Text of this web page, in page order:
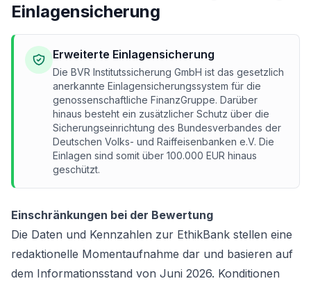
Einlagensicherung
Erweiterte Einlagensicherung
Die BVR Institutssicherung GmbH ist das gesetzlich
anerkannte Einlagensicherungssystem für die
genossenschaftliche FinanzGruppe. Darüber
hinaus besteht ein zusätzlicher Schutz über die
Sicherungseinrichtung des Bundesverbandes der
Deutschen Volks- und Raiffeisenbanken e.V. Die
Einlagen sind somit über 100.000 EUR hinaus
geschützt.
Einschränkungen bei der Bewertung
Die Daten und Kennzahlen zur EthikBank stellen eine
redaktionelle Momentaufnahme dar und basieren auf
dem Informationsstand von Juni 2026. Konditionen